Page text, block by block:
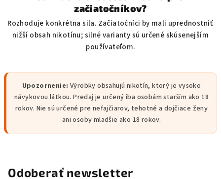
začiatočníkov?
Rozhoduje konkrétna sila. Začiatočníci by mali uprednostniť
nižší obsah nikotínu; silné varianty sú určené skúsenejším
používateľom.
Upozornenie: Výrobky obsahujú nikotín, ktorý je vysoko
návykovou látkou. Predaj je určený iba osobám starším ako 18
rokov. Nie sú určené pre nefajčiarov, tehotné a dojčiace ženy
ani osoby mladšie ako 18 rokov.
Odoberať newsletter